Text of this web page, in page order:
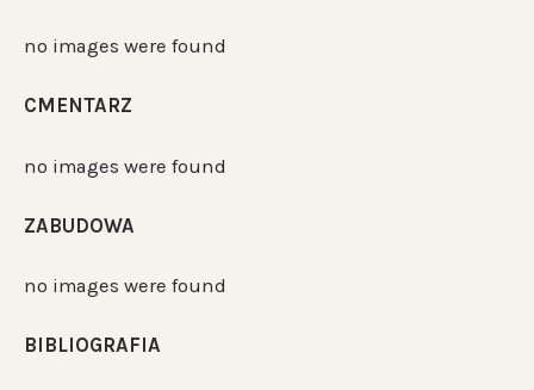
no images were found
CMENTARZ
no images were found
ZABUDOWA
no images were found
BIBLIOGRAFIA